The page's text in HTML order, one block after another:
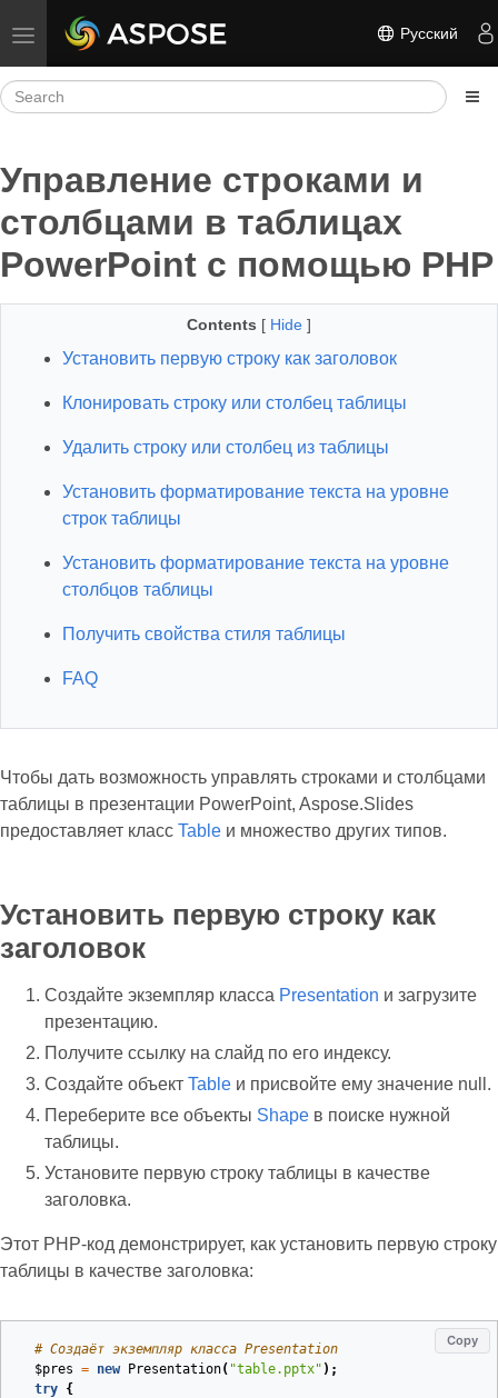
Toggle navigation Русский
Управление строками и
столбцами в таблицах
PowerPoint с помощью PHP
Contents [ Hide ]
Установить первую строку как заголовок
Клонировать строку или столбец таблицы
Удалить строку или столбец из таблицы
Установить форматирование текста на уровне
строк таблицы
Установить форматирование текста на уровне
столбцов таблицы
Получить свойства стиля таблицы
FAQ
Чтобы дать возможность управлять строками и столбцами
таблицы в презентации PowerPoint, Aspose.Slides
предоставляет класс Table и множество других типов.
Установить первую строку как
заголовок
Создайте экземпляр класса Presentation и загрузите
презентацию.
Получите ссылку на слайд по его индексу.
Создайте объект Table и присвойте ему значение null.
Переберите все объекты Shape в поиске нужной
таблицы.
Установите первую строку таблицы в качестве
заголовка.
Этот PHP‑код демонстрирует, как установить первую строку
таблицы в качестве заголовка:
Copy
# Создаёт экземпляр класса Presentation
$pres = new Presentation( "table.pptx" );
try {